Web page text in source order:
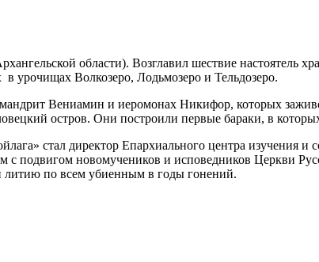
области). Возглавил шествие настоятель
Волкозеро, Лодьмозеро и Тельдозеро.
Вениамин и иеромонах Никифор, которых
остров. Они построили первые бараки, в
стал директор Епархиального центра изучения и
новомучеников и исповедников Церкви
литию по всем убиенным в годы гонений.